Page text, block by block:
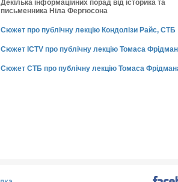
Декілька інформаційних порад від історика та
письменника Ніла Фергюсона
Сюжет про публічну лекцію Кондолізи Райс, СТБ
Сюжет ICTV про публічну лекцію Томаса
Сюжет СТБ про публічну лекцію Томаса